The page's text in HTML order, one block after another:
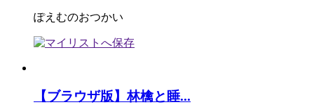
ぽえむのおつかい
【ブラウザ版】林檎と睡...